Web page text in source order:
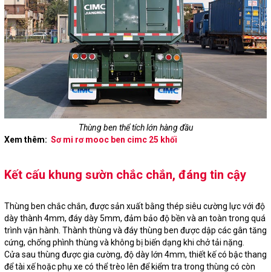
Thùng ben thể tích lớn hàng đầu
Xem thêm: Sơ mi rơ mooc ben cimc 25 khối
Kết cấu khung sườn chắc chắn, đáng tin cậy
Thùng ben chắc chắn, được sản xuất bằng thép siêu cường lực với độ
dày thành 4mm, đáy dày 5mm, đảm bảo độ bền và an toàn trong quá
trình vận hành. Thành thùng và đáy thùng ben được dập các gân tăng
cứng, chống phình thùng và không bị biến dạng khi chở tải nặng.
Cửa sau thùng được gia cường, độ dày lớn 4mm, thiết kế có bậc thang
để tài xế hoặc phụ xe có thể trèo lên để kiểm tra trong thùng có còn